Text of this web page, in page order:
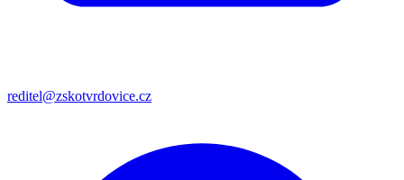
reditel@zskotvrdovice.cz